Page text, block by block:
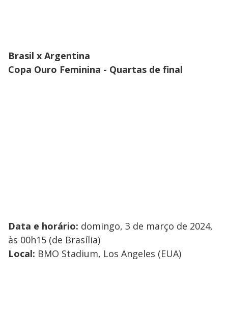
Brasil x Argentina
Copa Ouro Feminina - Quartas de final
Data e horário: domingo, 3 de março de 2024,
às 00h15 (de Brasília)
Local: BMO Stadium, Los Angeles (EUA)